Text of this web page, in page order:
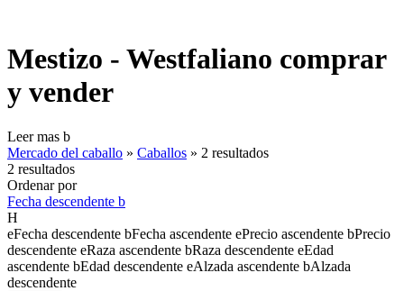
Mestizo - Westfaliano comprar
y vender
Leer mas b
Mercado del caballo » Caballos » 2 resultados
2 resultados
Ordenar por
Fecha descendente b
H
eFecha descendente bFecha ascendente ePrecio ascendente bPrecio
descendente eRaza ascendente bRaza descendente eEdad
ascendente bEdad descendente eAlzada ascendente bAlzada
descendente